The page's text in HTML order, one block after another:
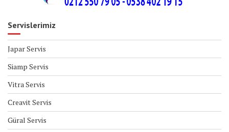
Servislerimiz
Japar Servis
Siamp Servis
Vitra Servis
Creavit Servis
Güral Servis